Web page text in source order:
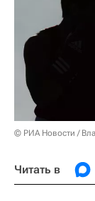
© РИА Новости /
Читать в